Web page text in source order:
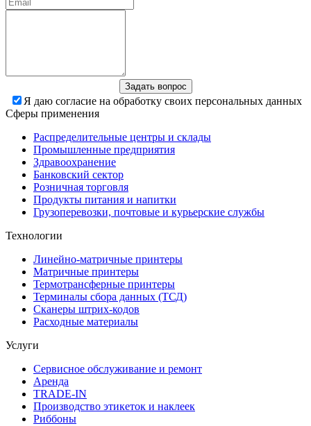
Задать вопрос
Я даю согласие на обработку своих персональных данных
Сферы применения
Распределительные центры и склады
Промышленные предприятия
Здравоохранение
Банковский сектор
Розничная торговля
Продукты питания и напитки
Грузоперевозки, почтовые и курьерские службы
Технологии
Линейно-матричные принтеры
Матричные принтеры
Термотрансферные принтеры
Терминалы сбора данных (ТСД)
Сканеры штрих-кодов
Расходные материалы
Услуги
Сервисное обслуживание и ремонт
Аренда
TRADE-IN
Производство этикеток и наклеек
Риббоны